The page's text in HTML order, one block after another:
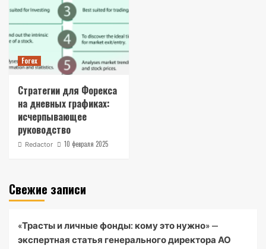
Forex
Стратегии для Форекса
на дневных графиках:
исчерпывающее
руководство
Redactor 10 февраля 2025
Свежие записи
«Трасты и личные фонды: кому это нужно» —
экспертная статья генерального директора АО